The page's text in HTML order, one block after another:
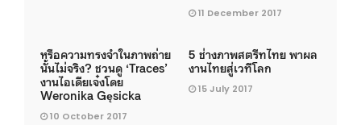
11 December 2017
หรือความทรงจำในภาพถ่าย
นั้นไม่จริง? ชวนดู ‘Traces’
งานไอเดียเจ๋งโดย
Weronika Gęsicka
10 October 2017
5 ช่างภาพสตรีทไทย พาผล
งานไทยสู่เวทีโลก
15 July 2017